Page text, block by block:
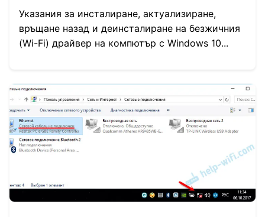
Указания за инсталиране, актуализиране,
връщане назад и деинсталиране на безжичния
(Wi-Fi) драйвер на компютър с Windows 10...